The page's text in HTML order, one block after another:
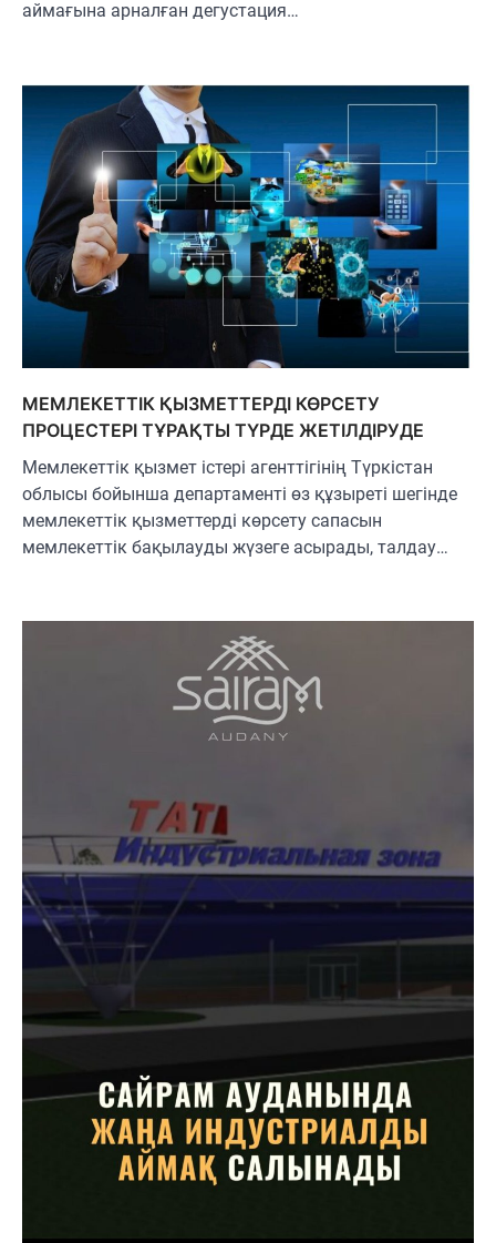
аймағына арналған дегустация…
МЕМЛЕКЕТТІК ҚЫЗМЕТТЕРДІ КӨРСЕТУ
ПРОЦЕСТЕРІ ТҰРАҚТЫ ТҮРДЕ ЖЕТІЛДІРУДЕ
Мемлекеттік қызмет істері агенттігінің Түркістан
облысы бойынша департаменті өз құзыреті шегінде
мемлекеттік қызметтерді көрсету сапасын
мемлекеттік бақылауды жүзеге асырады, талдау…